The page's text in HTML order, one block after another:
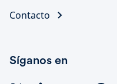
Contacto
Síganos en